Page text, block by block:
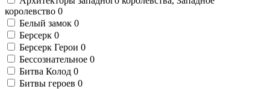
королевство 0
Белый замок 0
Берсерк 0
Берсерк Герои 0
Бессознательное 0
Битва Колод 0
Битвы героев 0